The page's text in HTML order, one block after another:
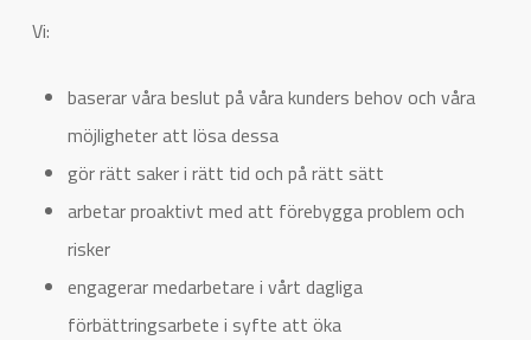
Vi:
baserar våra beslut på våra kunders behov och våra
möjligheter att lösa dessa
gör rätt saker i rätt tid och på rätt sätt
arbetar proaktivt med att förebygga problem och
risker
engagerar medarbetare i vårt dagliga
förbättringsarbete i syfte att öka